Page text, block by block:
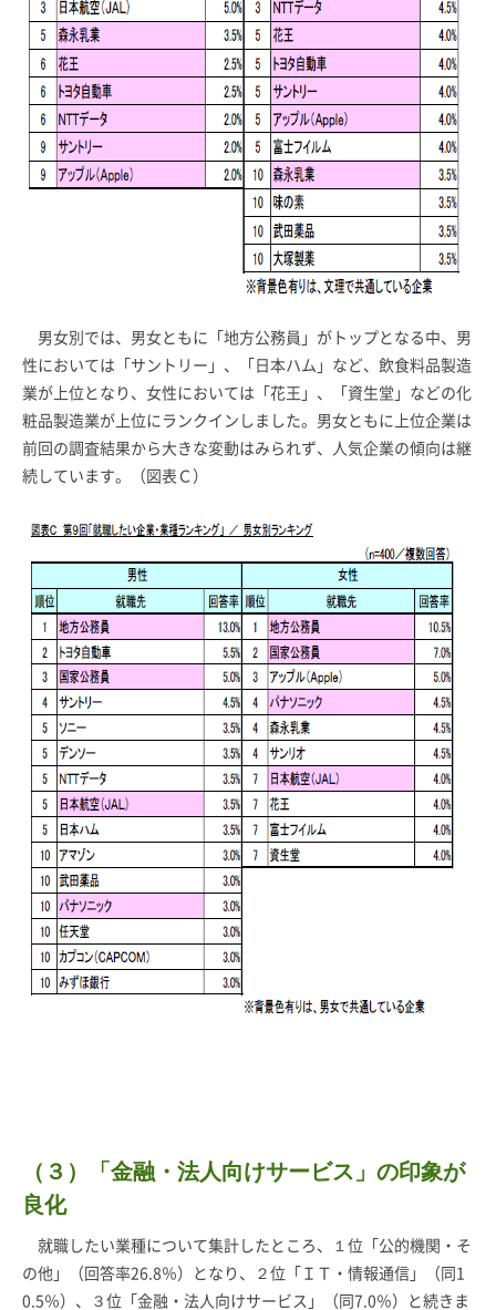
男女別では、男女ともに「地方公務員」がトップとなる中、男
性においては「サントリー」、「日本ハム」など、飲食料品製造
業が上位となり、女性においては「花王」、「資生堂」などの化
粧品製造業が上位にランクインしました。男女ともに上位企業は
前回の調査結果から大きな変動はみられず、人気企業の傾向は継
続しています。（図表Ｃ）
（３）「金融・法人向けサービス」の印象が
良化
就職したい業種について集計したところ、１位「公的機関・そ
の他」（回答率26.8％）となり、２位「ＩＴ・情報通信」（同1
0.5％）、３位「金融・法人向けサービス」（同7.0％）と続きま